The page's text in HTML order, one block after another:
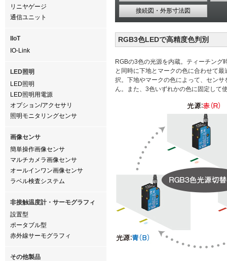
リニヤゲージ
通信ユニット
IIoT
IO-Link
LED照明
LED照明
LED照明用電源
オプション/アクセサリ
照明モニタリングセンサ
画像センサ
簡単操作画像センサ
マルチカメラ画像センサ
オールインワン画像センサ
ラベル検査システム
非接触温度計・サーモグラフィ
設置型
ポータブル型
赤外線サーモグラフィ
その他製品
接続図・外形寸法図
RGB3色LEDで高精度色判別
RGBの3色の光源を内蔵。ティーチング
と同時に下地とマークの色に合わせて
択。下地やマークの色によって、セン
ん。また、3色いずれかの色に固定して